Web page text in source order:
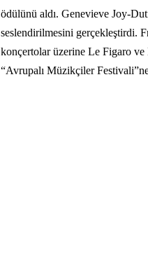
ödülünü aldı. Genevieve Joy-
seslendirilmesini gerçekleştirdi.
konçertolar üzerine Le Figaro ve
“Avrupalı Müzikçiler Festivali”ne